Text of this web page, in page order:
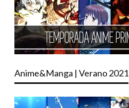
Anime&Manga | Verano 2021